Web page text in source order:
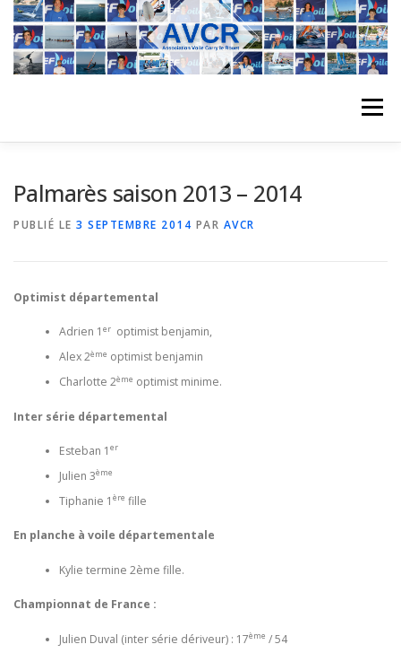
Aller
contenu
Menu
PLANNING DES COURS REVUES DE PRESSE
Palmarès saison 2013 – 2014
PUBLIÉ LE 3 SEPTEMBRE 2014 PAR AVCR
Optimist départemental
Adrien 1 eroptimist benjamin,
Alex 2ème optimist benjamin
Charlotte 2ème optimist minime.
Inter série départemental
Esteban 1 er
Julien 3ème
Tiphanie 1 ère fille
En planche à voile départementale
Kylie termine 2ème fille.
Championnat de France :
Julien Duval (inter série dériveur) : 17ème / 54